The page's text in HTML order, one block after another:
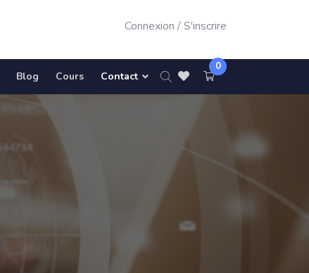
Connexion /S'inscrire
Blog Cours Contact
0